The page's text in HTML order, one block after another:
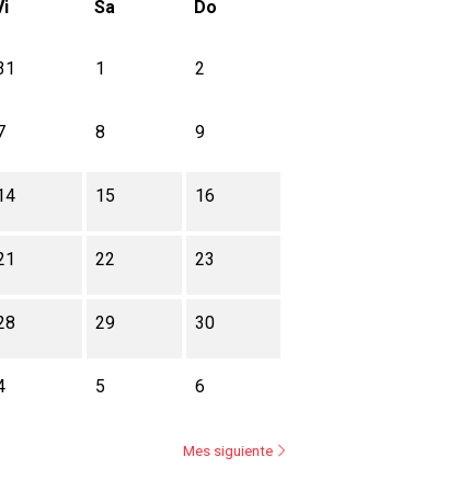
Sa Do
1 2
8 9
15 16
22 23
29 30
5 6
Mes siguiente